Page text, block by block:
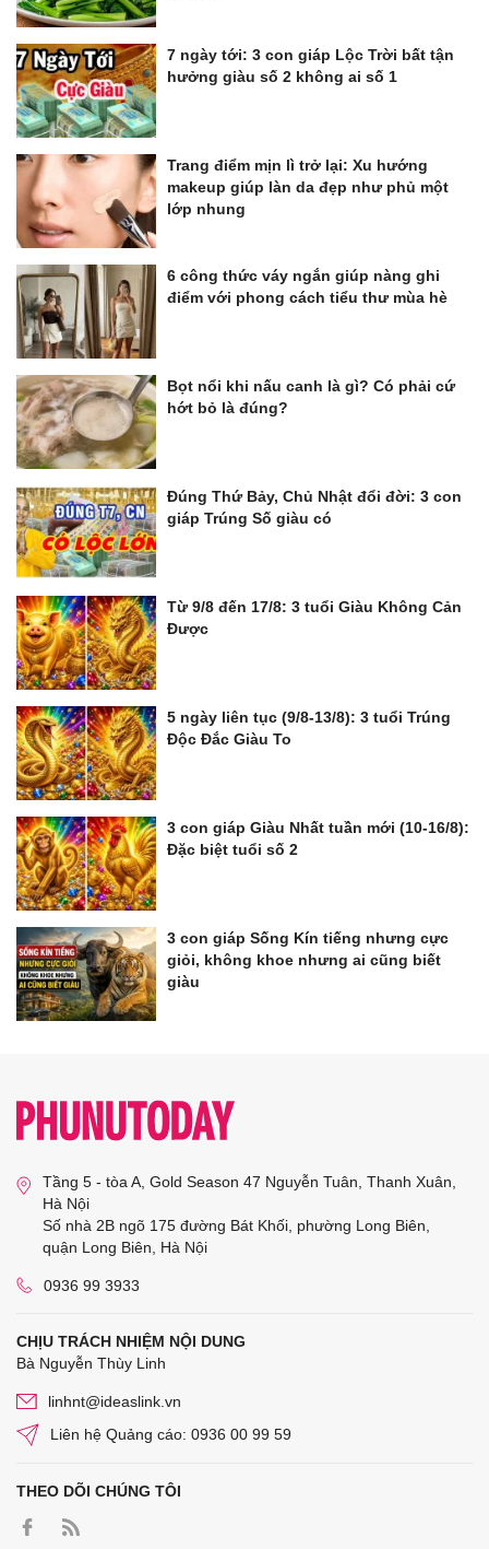
7 ngày tới: 3 con giáp Lộc Trời bất tận
hưởng giàu số 2 không ai số 1
Trang điểm mịn lì trở lại: Xu hướng
makeup giúp làn da đẹp như phủ một
lớp nhung
6 công thức váy ngắn giúp nàng ghi
điểm với phong cách tiểu thư mùa hè
Bọt nổi khi nấu canh là gì? Có phải cứ
hớt bỏ là đúng?
Đúng Thứ Bảy, Chủ Nhật đổi đời: 3 con
giáp Trúng Số giàu có
Từ 9/8 đến 17/8: 3 tuổi Giàu Không Cản
Được
5 ngày liên tục (9/8-13/8): 3 tuổi Trúng
Độc Đắc Giàu To
3 con giáp Giàu Nhất tuần mới (10-16/8):
Đặc biệt tuổi số 2
3 con giáp Sống Kín tiếng nhưng cực
giỏi, không khoe nhưng ai cũng biết
giàu
Tầng 5 - tòa A, Gold Season 47 Nguyễn Tuân, Thanh Xuân,
Hà Nội
Số nhà 2B ngõ 175 đường Bát Khối, phường Long Biên,
quận Long Biên, Hà Nội
0936 99 3933
CHỊU TRÁCH NHIỆM NỘI DUNG
Bà Nguyễn Thùy Linh
linhnt@ideaslink.vn
Liên hệ Quảng cáo: 0936 00 99 59
THEO DÕI CHÚNG TÔI